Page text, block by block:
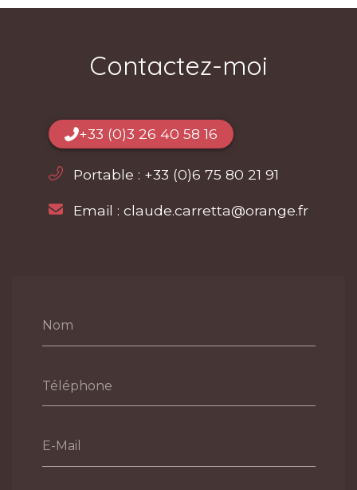
Contactez-moi
Nom
Téléphone
E-Mail
+33 (0)3 26 40 58 16
Portable : +33 (0)6 75 80 21 91
Email : claude.carretta@orange.fr